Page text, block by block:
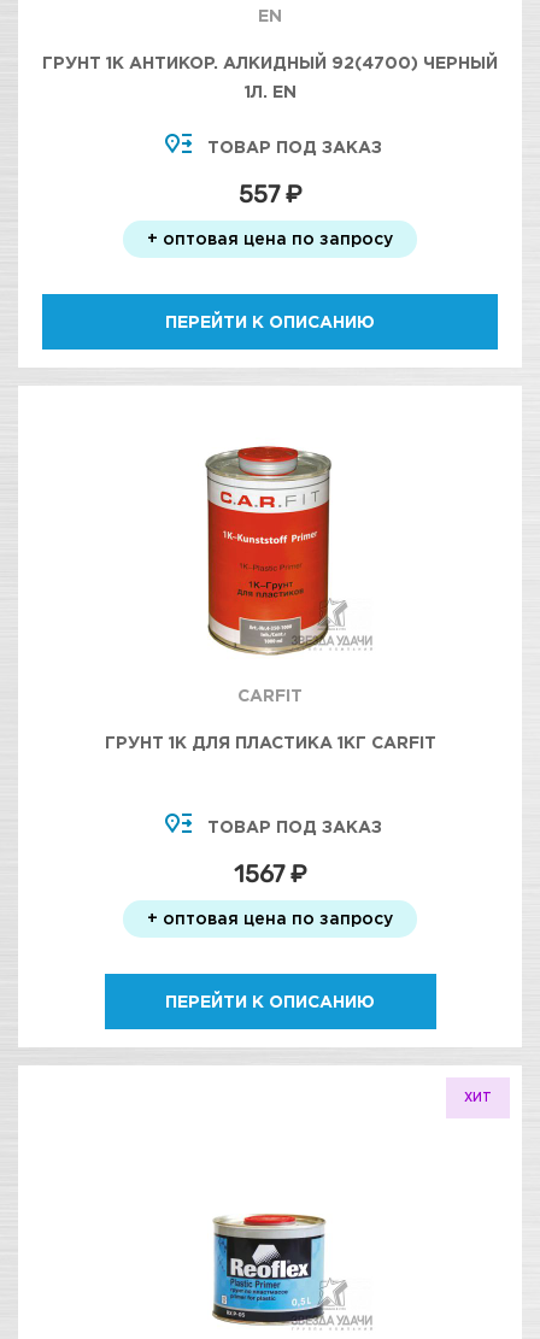
EN
ГРУНТ 1К АНТИКОР. АЛКИДНЫЙ 92(4700) ЧЕРНЫЙ
1Л. EN
ТОВАР ПОД ЗАКАЗ
557 ₽
+ оптовая цена по запросу
ПЕРЕЙТИ К ОПИСАНИЮ
CARFIT
ГРУНТ 1К ДЛЯ ПЛАСТИКА 1КГ CARFIT
ТОВАР ПОД ЗАКАЗ
1567 ₽
+ оптовая цена по запросу
ПЕРЕЙТИ К ОПИСАНИЮ
ХИТ